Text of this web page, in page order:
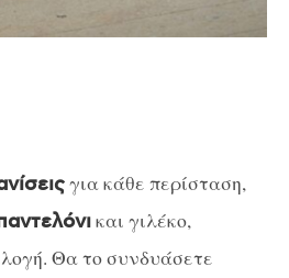
για κάθε περίσταση,
και γιλέκο,
Θα το συνδυάσετε